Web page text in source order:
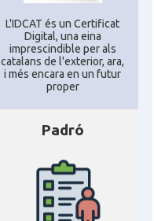
L'IDCAT és un Certificat
Digital, una eina
imprescindible per als
catalans de l'exterior, ara,
i més encara en un futur
proper
Padró